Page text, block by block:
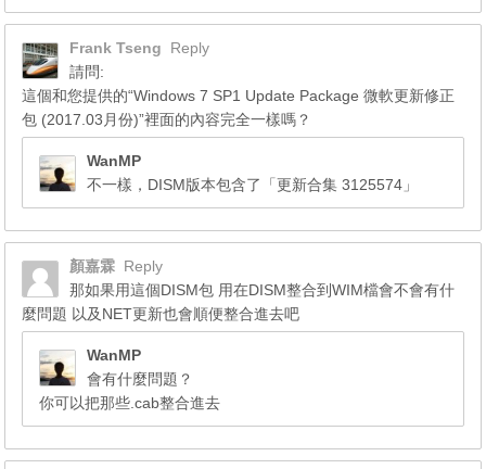
Frank Tseng
Reply
請問:
這個和您提供的“Windows 7 SP1 Update Package 微軟更新修正
包 (2017.03月份)”裡面的內容完全一樣嗎？
WanMP
不一樣，DISM版本包含了「更新合集 3125574」
顏嘉霖 Reply
那如果用這個DISM包 用在DISM整合到WIM檔會不會有什
麼問題 以及NET更新也會順便整合進去吧
WanMP
會有什麼問題？
你可以把那些.cab整合進去